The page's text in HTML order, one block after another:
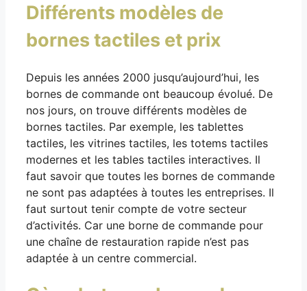
Différents modèles de
bornes tactiles et prix
Depuis les années 2000 jusqu’aujourd’hui, les
bornes de commande ont beaucoup évolué. De
nos jours, on trouve différents modèles de
bornes tactiles. Par exemple, les tablettes
tactiles, les vitrines tactiles, les totems tactiles
modernes et les tables tactiles interactives. Il
faut savoir que toutes les bornes de commande
ne sont pas adaptées à toutes les entreprises. Il
faut surtout tenir compte de votre secteur
d’activités. Car une borne de commande pour
une chaîne de restauration rapide n’est pas
adaptée à un centre commercial.